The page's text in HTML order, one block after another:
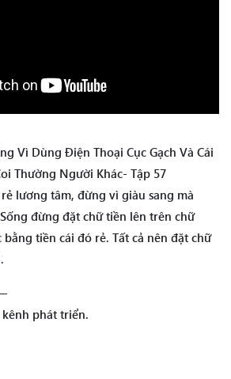
Vì Dùng Điện Thoại Cục Gạch Và Cái
Thường Người Khác- Tập 57
lương tâm, đừng vì giàu sang mà
đừng đặt chữ tiền lên trên chữ
tiền cái đó rẻ. Tất cả nên đặt chữ
phát triển.